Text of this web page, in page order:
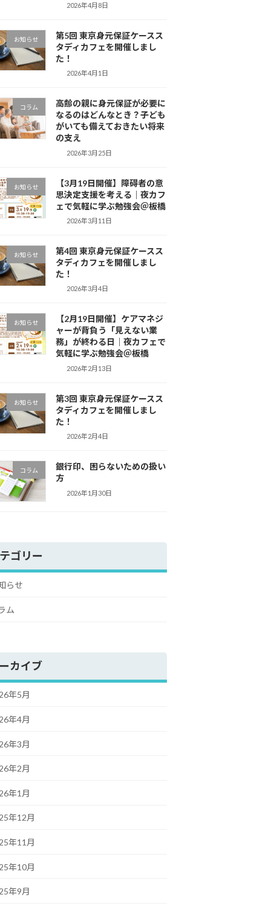
2026年4月8日
お知らせ
第5回 東京身元保証ケースス
タディカフェを開催しまし
た！
2026年4月1日
コラム
高齢の親に身元保証が必要に
なるのはどんなとき？子ども
がいても備えておきたい将来
の支え
2026年3月25日
お知らせ
【3月19日開催】障碍者の意
思決定支援を考える｜夜カフ
ェで気軽に学ぶ勉強会＠板橋
2026年3月11日
お知らせ
第4回 東京身元保証ケースス
タディカフェを開催しまし
た！
2026年3月4日
お知らせ
【2月19日開催】ケアマネジ
ャーが背負う「見えない業
務」が終わる日｜夜カフェで
気軽に学ぶ勉強会＠板橋
2026年2月13日
お知らせ
第3回 東京身元保証ケースス
タディカフェを開催しまし
た！
2026年2月4日
コラム
銀行印、困らないための扱い
方
2026年1月30日
ゴリー
らせ
ム
カイブ
年5月
年4月
年3月
年2月
年1月
年12月
年11月
年10月
年9月